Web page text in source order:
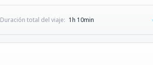
Duración total del viaje: 1h 10min